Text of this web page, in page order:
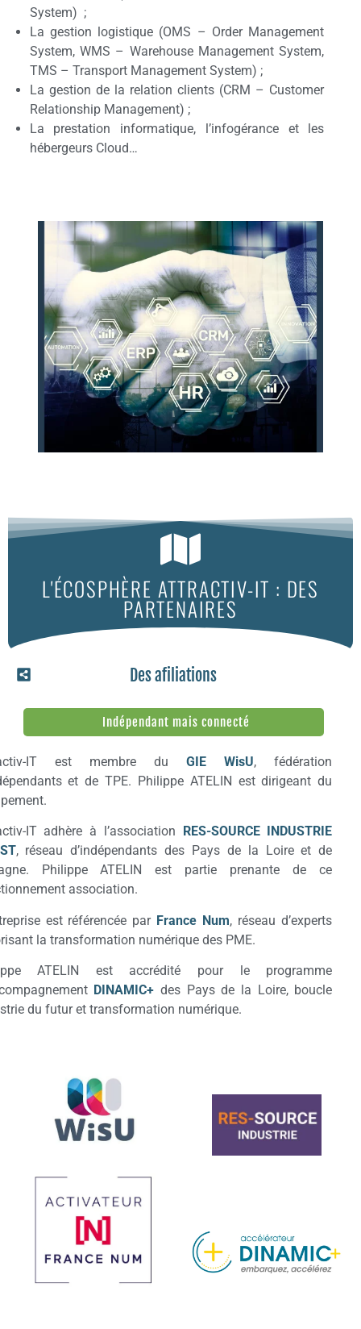
System) ;
La gestion logistique (OMS – Order Management
System, WMS – Warehouse Management System,
TMS – Transport Management System) ;
La gestion de la relation clients (CRM – Customer
Relationship Management) ;
La prestation informatique, l’infogérance et les
hébergeurs Cloud…
L'ÉCOSPHÈRE ATTRACTIV-IT : DES
PARTENAIRES
Des afiliations
Indépendant mais connecté
IT est membre duGIE WisU, fédération
et de TPE. Philippe ATELIN est dirigeant du
IT adhère à l’association
RES-SOURCE INDUSTRIE
, réseau d’indépendants des Pays de la Loire et de
Philippe ATELIN est partie prenante de ce
association.
est référencée par France Num, réseau d’experts
la transformation numérique des PME.
ATELIN est accrédité pour le programme
DINAMIC+ des Pays de la Loire, boucle
du futur et transformation numérique.